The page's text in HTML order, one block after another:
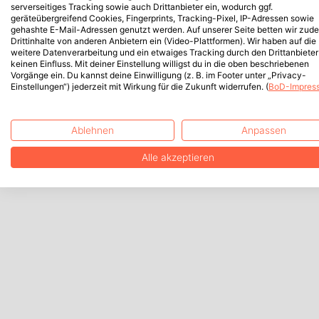
serverseitiges Tracking sowie auch Drittanbieter ein, wodurch ggf.
geräteübergreifend Cookies, Fingerprints, Tracking-Pixel, IP-Adressen sowie
gehashte E-Mail-Adressen genutzt werden. Auf unserer Seite betten wir
Drittinhalte von anderen Anbietern ein (Video-Plattformen). Wir haben auf die
weitere Datenverarbeitung und ein etwaiges Tracking durch den Drittanbieter
keinen Einfluss. Mit deiner Einstellung willigst du in die oben beschriebenen
Vorgänge ein. Du kannst deine Einwilligung (z. B. im Footer unter „Privacy-
Einstellungen“) jederzeit mit Wirkung für die Zukunft widerrufen. (BoD-
Ablehnen Anpassen
Alle akzeptieren